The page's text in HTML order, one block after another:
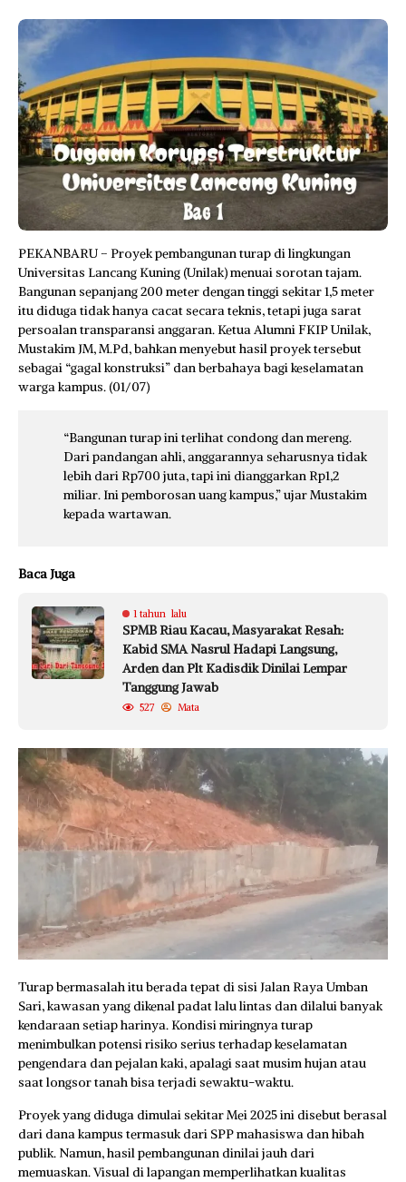
PEKANBARU – Proyek pembangunan turap di lingkungan
Universitas Lancang Kuning (Unilak) menuai sorotan tajam.
Bangunan sepanjang 200 meter dengan tinggi sekitar 1,5 meter
itu diduga tidak hanya cacat secara teknis, tetapi juga sarat
persoalan transparansi anggaran. Ketua Alumni FKIP Unilak,
Mustakim JM, M.Pd, bahkan menyebut hasil proyek tersebut
sebagai “gagal konstruksi” dan berbahaya bagi keselamatan
warga kampus. (01/07)
“Bangunan turap ini terlihat condong dan mereng.
Dari pandangan ahli, anggarannya seharusnya tidak
lebih dari Rp700 juta, tapi ini dianggarkan Rp1,2
miliar. Ini pemborosan uang kampus,” ujar Mustakim
kepada wartawan.
Baca Juga
1 tahun lalu
SPMB Riau Kacau, Masyarakat Resah:
Kabid SMA Nasrul Hadapi Langsung,
Arden dan Plt Kadisdik Dinilai Lempar
Tanggung Jawab
527 Mata
Turap bermasalah itu berada tepat di sisi Jalan Raya Umban
Sari, kawasan yang dikenal padat lalu lintas dan dilalui banyak
kendaraan setiap harinya. Kondisi miringnya turap
menimbulkan potensi risiko serius terhadap keselamatan
pengendara dan pejalan kaki, apalagi saat musim hujan atau
saat longsor tanah bisa terjadi sewaktu-waktu.
Proyek yang diduga dimulai sekitar Mei 2025 ini disebut berasal
dari dana kampus termasuk dari SPP mahasiswa dan hibah
publik. Namun, hasil pembangunan dinilai jauh dari
memuaskan. Visual di lapangan memperlihatkan kualitas